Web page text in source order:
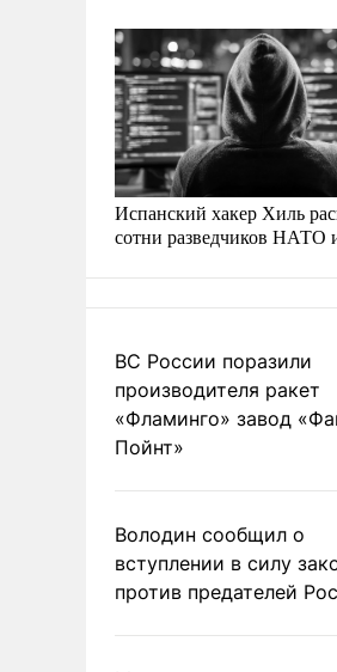
Испанский хакер Хиль
сотни разведчиков НАТО
ВС России поразили
производителя ракет
«Фламинго» завод
Пойнт»
Володин сообщил о
вступлении в силу
против предателей